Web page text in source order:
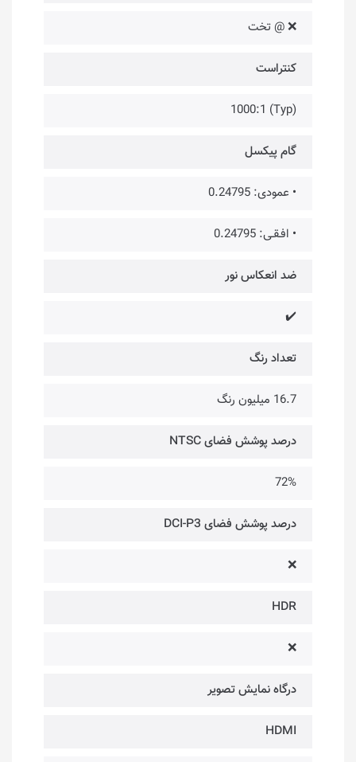
❌ @ تخت
کنتراست
(Typ) 1000:1
گام پیکسل
• عمودی: 0.24795
• افـقـی: 0.24795
ضد انعکاس نور
✔️
تعداد رنگ
16.7 میلیون رنگ
درصد پوشش فضای NTSC
72%
درصد پوشش فضای DCI-P3
❌
HDR
❌
درگاه‌ نمایش تصویر
HDMI